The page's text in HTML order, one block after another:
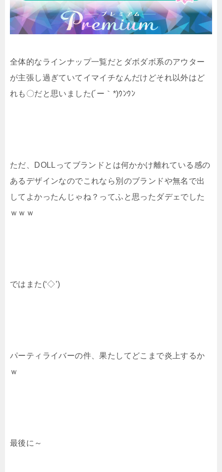
全体的なラインナップ一覧だとダボダボ系のアウター
が主張し過ぎていてイマイチなんだけどそれ以外はど
れも〇だと思いました(´ー｀*)ｳﾝｳﾝ
ただ、DOLLってブランドとは何かかけ離れている感の
あるデザインなのでこれなら別のブランドや無名で出
してよかったんじゃね？ってふと思ったダデェでした
ｗｗｗ
ではまた(‘◇’)ゞ
パーティライバーの件、果たしてどこまで炎上するか
ｗ
最後に～